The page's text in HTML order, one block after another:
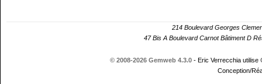
214 Boulevard Georges
47 Bis A Boulevard Carnot Bâtiment D
© 2008-2026 Gemweb 4.3.0- Eric Verrecchia utilise
Conception/